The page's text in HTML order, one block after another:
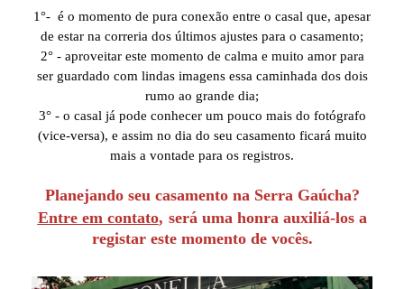
1°- é o momento de pura conexão entre o casal que, apesar
de estar na correria dos últimos ajustes para o casamento;
2° - aproveitar este momento de calma e muito amor para
ser guardado com lindas imagens essa caminhada dos dois
rumo ao grande dia;
3° - o casal já pode conhecer um pouco mais do fotógrafo
(vice-versa), e assim no dia do seu casamento ficará muito
mais a vontade para os registros.
Planejando seu casamento na Serra Gaúcha?
Entre em contato, será uma honra auxiliá-los a
registar este momento de vocês.